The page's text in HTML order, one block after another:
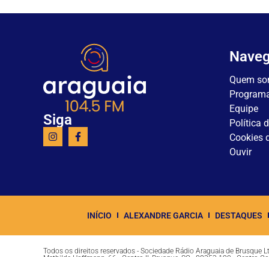
Siga
Quem
Equipe
Política
Cookies
Ouvir
INÍCIO ALEXANDRE GARCIA DESTAQUES
Todos os direitos reservados - Sociedade Rádio Araguaia de Brusque